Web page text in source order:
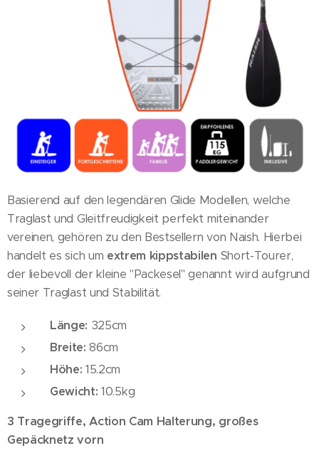
Basierend auf den legendären Glide Modellen, welche
Traglast und Gleitfreudigkeit perfekt miteinander
vereinen, gehören zu den Bestsellern von Naish. Hierbei
handelt es sich um extrem kippstabilen Short-Tourer,
der liebevoll der kleine "Packesel" genannt wird aufgrund
seiner Traglast und Stabilität.
Länge: 325cm
Breite:86cm
Höhe: 15.2cm
Gewicht: 10.5kg
3 Tragegriffe, Action Cam Halterung, großes
Gepäcknetz vorn